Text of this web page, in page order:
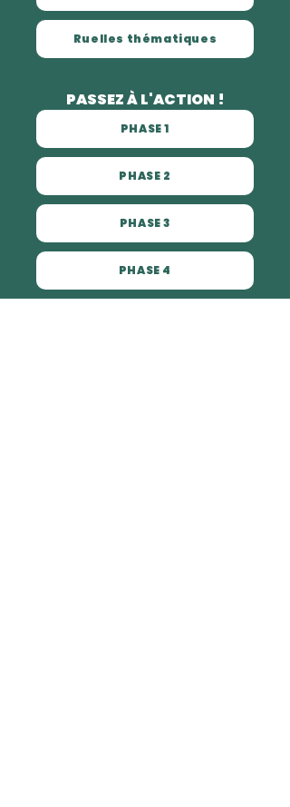
Ruelles thématiques
PASSEZ À L'ACTION !
PHASE 1
PHASE 2
PHASE 3
PHASE 4